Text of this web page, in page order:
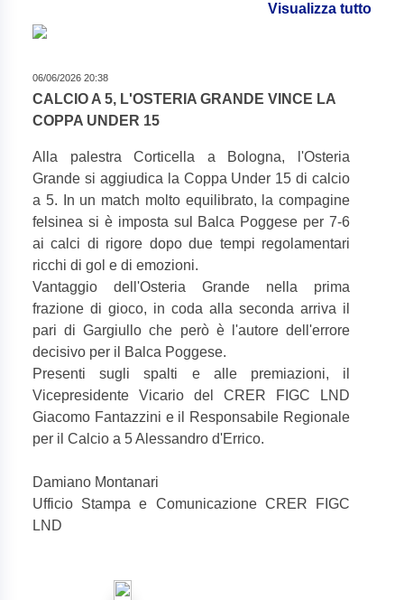
Visualizza tutto
06/06/2026 20:38
CALCIO A 5, L'OSTERIA GRANDE VINCE LA
COPPA UNDER 15
Alla palestra Corticella a Bologna, l'Osteria
Grande si aggiudica la Coppa Under 15 di calcio
a 5. In un match molto equilibrato, la compagine
felsinea si è imposta sul Balca Poggese per 7-6
ai calci di rigore dopo due tempi regolamentari
ricchi di gol e di emozioni.
Vantaggio dell'Osteria Grande nella prima
frazione di gioco, in coda alla seconda arriva il
pari di Gargiullo che però è l'autore dell'errore
decisivo per il Balca Poggese.
Presenti sugli spalti e alle premiazioni, il
Vicepresidente Vicario del CRER FIGC LND
Giacomo Fantazzini e il Responsabile Regionale
per il Calcio a 5 Alessandro d'Errico.
Damiano Montanari
Ufficio Stampa e Comunicazione CRER FIGC
LND